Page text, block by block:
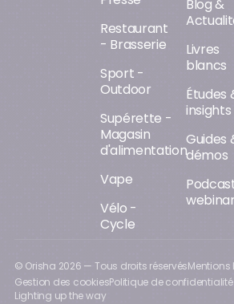
Restaurant
- Brasserie
Sport -
Outdoor
Supérette -
Magasin
d'alimentation
Vape
Vélo -
Cycle
Blog &
Livres
blancs
Études
insights
Guides
démos
© Orisha 2026 — Tous droits réservésMentions
Gestion des cookiesPolitique de confidentialité
Lighting up the way